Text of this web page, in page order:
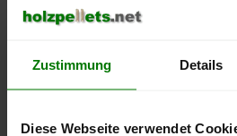
Zustimmung Details
Diese Webseite verwendet
350 €